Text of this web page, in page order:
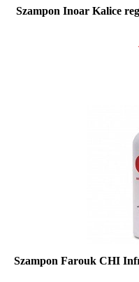
Szampon Inoar Kalice
Szampon Farouk CHI